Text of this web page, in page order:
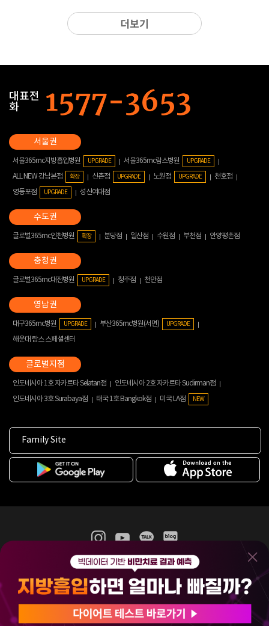
더보기
대표전
화
서울365mc지방흡입병원 UPGRADE 서울365mc람스병원 UPGRADE
ALL NEW 강남본점 확장 신촌점 UPGRADE 노원점 UPGRADE
천호점
영등포점
UPGRADE 성신여대점
글로벌365mc인천병원 확장 분당점 일산점 수원점 부천점 안양평촌점
글로벌365mc대전병원 UPGRADE 청주점 천안점
대구365mc병원 UPGRADE 부산365mc병원(서면) UPGRADE
해운대 람스 스페셜센터
인도네시아 1호 자카르타 Selatan점
인도네시아 2호 자카르타 Sudirman점
인도네시아 3호 Surabaya점
태국 1호 Bangkok점 미국 LA점 NEW
Family Site
365mc 병·의원 이용약관
홈페이지 이용약관
비급여진료수가
(주)365mcㅣ서울특별시 서초구 서초대로52길 7, 3~4층(서초동, 제일빌딩)
120-87-04354ㅣ김남철